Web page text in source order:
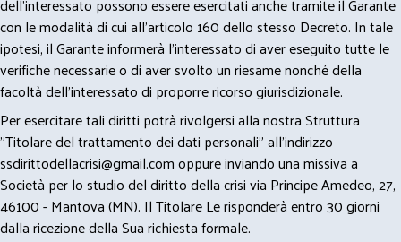
con le modalità di cui all’articolo 160 dello stesso Decreto. In tale
ipotesi, il Garante informerà l’interessato di aver eseguito tutte le
verifiche necessarie o di aver svolto un riesame nonché della
facoltà dell’interessato di proporre ricorso giurisdizionale.
Per esercitare tali diritti potrà rivolgersi alla nostra Struttura
"Titolare del trattamento dei dati personali" all'indirizzo
ssdirittodellacrisi@gmail.comoppure inviando una missiva a
Società per lo studio del diritto della crisi via Principe Amedeo, 27,
46100 - Mantova (MN). Il Titolare Le risponderà entro 30 giorni
dalla ricezione della Sua richiesta formale.